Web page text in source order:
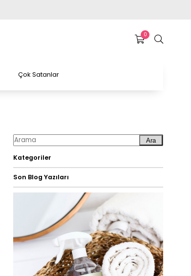
0
Çok Satanlar
Ara
Kategoriler
Son Blog Yazıları